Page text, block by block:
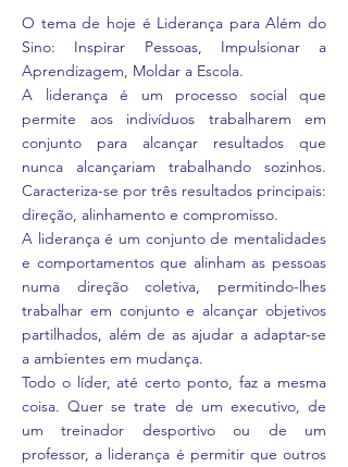
O tema de hoje é Liderança para Além do
Sino: Inspirar Pessoas, Impulsionar a
Aprendizagem, Moldar a Escola.
A liderança é um processo social que
permite aos indivíduos trabalharem em
conjunto para alcançar resultados que
nunca alcançariam trabalhando sozinhos.
Caracteriza-se por três resultados principais:
direção, alinhamento e compromisso.
A liderança é um conjunto de mentalidades
e comportamentos que alinham as pessoas
numa direção coletiva, permitindo-lhes
trabalhar em conjunto e alcançar objetivos
partilhados, além de as ajudar a adaptar-se
a ambientes em mudança.
Todo o líder, até certo ponto, faz a mesma
coisa. Quer se trate de um executivo, de
um treinador desportivo ou de um
professor, a liderança é permitir que outros